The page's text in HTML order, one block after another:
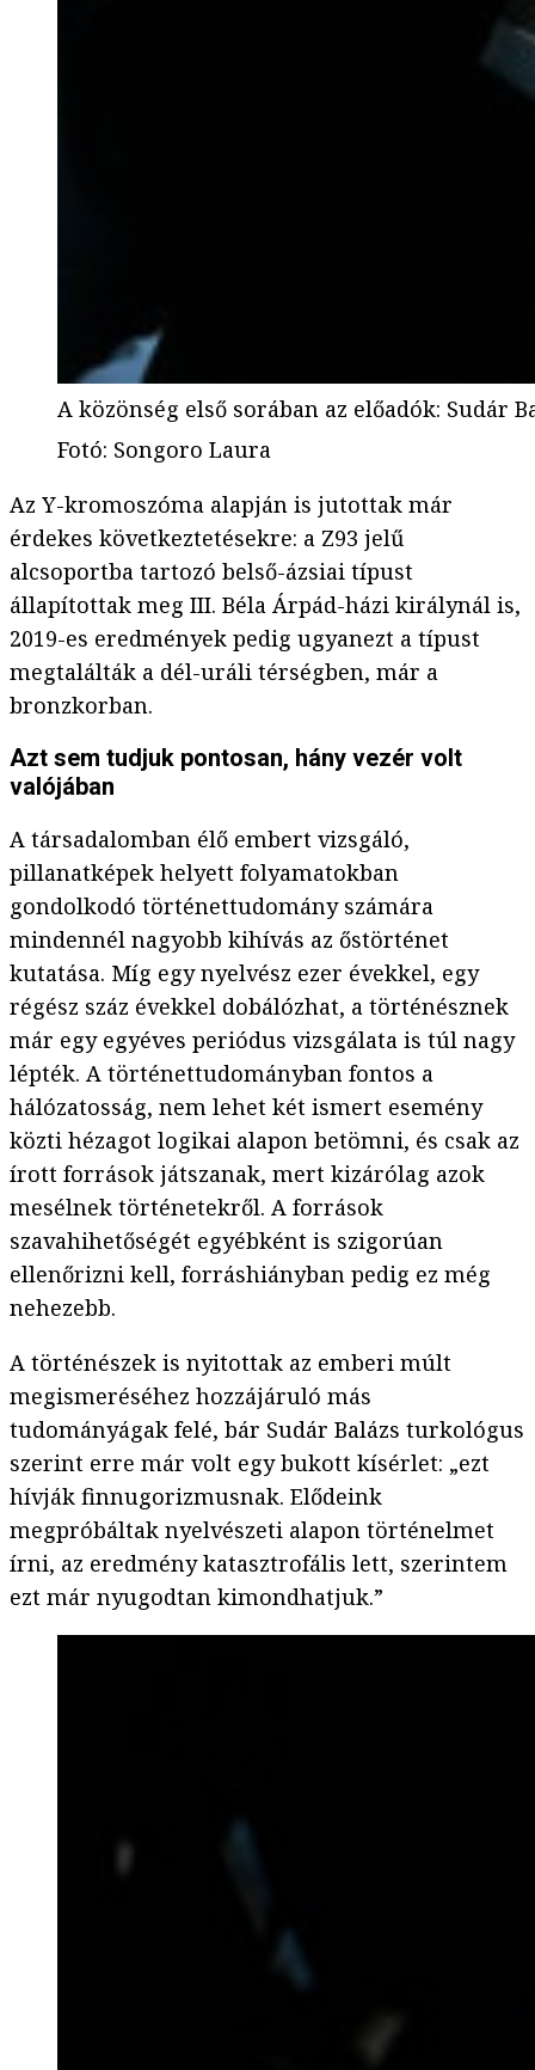
A közönség első sorában az előadók: Sudár
Fotó: Songoro Laura
Az Y-kromoszóma alapján is jutottak már
érdekes következtetésekre: a Z93 jelű
alcsoportba tartozó belső-ázsiai típust
állapítottak meg III. Béla Árpád-házi királynál is,
2019-es eredmények pedig ugyanezt a típust
megtalálták a dél-uráli térségben, már a
bronzkorban.
Azt sem tudjuk pontosan, hány vezér volt
valójában
A társadalomban élő embert vizsgáló,
pillanatképek helyett folyamatokban
gondolkodó történettudomány számára
mindennél nagyobb kihívás az őstörténet
kutatása. Míg egy nyelvész ezer évekkel, egy
régész száz évekkel dobálózhat, a történésznek
már egy egyéves periódus vizsgálata is túl nagy
lépték. A történettudományban fontos a
hálózatosság, nem lehet két ismert esemény
közti hézagot logikai alapon betömni, és csak az
írott források játszanak, mert kizárólag azok
mesélnek történetekről. A források
szavahihetőségét egyébként is szigorúan
ellenőrizni kell, forráshiányban pedig ez még
nehezebb.
A történészek is nyitottak az emberi múlt
megismeréséhez hozzájáruló más
tudományágak felé, bár Sudár Balázs turkológus
szerint erre már volt egy bukott kísérlet: „ezt
hívják finnugorizmusnak. Elődeink
megpróbáltak nyelvészeti alapon történelmet
írni, az eredmény katasztrofális lett, szerintem
ezt már nyugodtan kimondhatjuk.”